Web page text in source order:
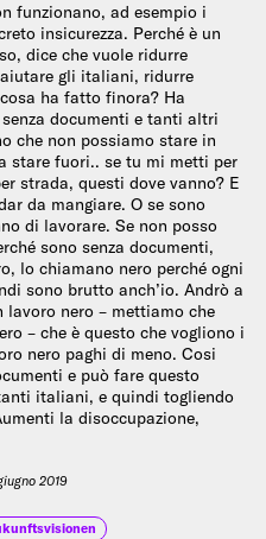
funzionano, ad esempio i
insicurezza. Perché è un
dice che vuole ridurre
gli italiani, ridurre
ha fatto finora? Ha
documenti e tanti altri
che non possiamo stare in
stare fuori.. se tu mi metti per
strada, questi dove vanno? E
da mangiare. O se sono
di lavorare. Se non posso
sono senza documenti,
lo chiamano nero perché ogni
sono brutto anch’io. Andrò a
lavoro nero – mettiamo che
– che è questo che vogliono i
nero paghi di meno. Cosi
e può fare questo
italiani, e quindi togliendo
la disoccupazione,
2019